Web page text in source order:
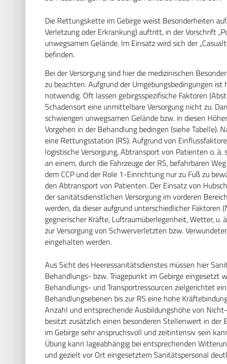
Die Rettungskette im Gebirge weist Besonderheiten
Verletzung oder Erkrankung) auftritt, in der Vorschrift
unwegsamen Gelände. Im Einsatz wird sich der
befinden.
Bei der Versorgung sind hier die medizinischen
zu beachten. Aufgrund der Umgebungsbedingungen
notwendig. Oft lassen gebirgsspezifische Faktoren
Schadensort eine unmittelbare Versorgung nicht zu.
schwierigen unwegsamen Gelände bzw. in diesen
Vorgehen in der Behandlung bedingen (siehe
eine Rettungsstation (RS). Aufgrund von
logistische Versorgung, Abtransport von Patienten o.
an einem, durch die Fahrzeuge der RS, befahrbaren
dem CCP und der Role 1-Einrichtung nur zu Fuß zu
den Abtransport von Patienten. Der Einsatz von
der sanitätsdienstlichen Versorgung im vorderen
werden, da dieser aufgrund unterschiedlicher Faktoren
gegnerischer Kräfte, Luftraumüberlegenheit, Wetter,
zur Versorgung von Schwerverletzten bzw.
eingehalten werden.
Aus Sicht des Heeressanitätsdienstes müssen hier
Behandlungs- bzw. Triagepunkt im Gebirge eingesetzt
Behandlungs- und Transportressourcen zielgerichtet
Behandlungsebenen bis zur RS eine hohe
Anzahl und entsprechende Ausbildungshöhe von
besitzt zusätzlich einen besonderen Stellenwert in der
im Gebirge sehr anspruchsvoll und zeitintensiv sein
Übung kann lageabhängig bei entsprechenden
und gezielt vor Ort eingesetztem Sanitätspersonal